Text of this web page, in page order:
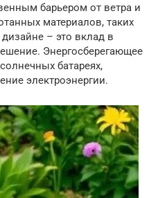
барьером от ветра и
материалов, таких
– это вклад в
Энергосберегающее
батареях,
электроэнергии.